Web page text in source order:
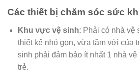
Các thiết bị chăm sóc sức
Khu vực vệ sinh: Phải có nhà vệ
thiết kế nhỏ gọn, vừa tầm với của
sinh phải đảm bảo ít nhất 1 nhà
trẻ.